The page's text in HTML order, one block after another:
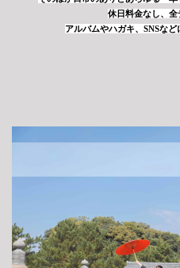
休日料金なし、
アルバムやハガキ、SNSなど